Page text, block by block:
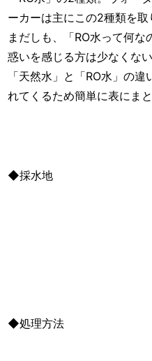
ーカーは主にこの2種類を
まだしも、「RO水って何
惑いを感じる方は少なくな
「天然水」と「RO水」の
れてくるため簡単に表にま
◆採水地
◆処理方法